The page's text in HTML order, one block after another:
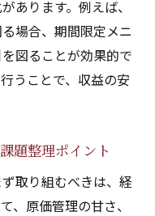
あります。例えば、
場合、期間限定メニ
図ることが効果的で
うことで、収益の安
題整理ポイント
取り組むべきは、経
、原価管理の甘さ、